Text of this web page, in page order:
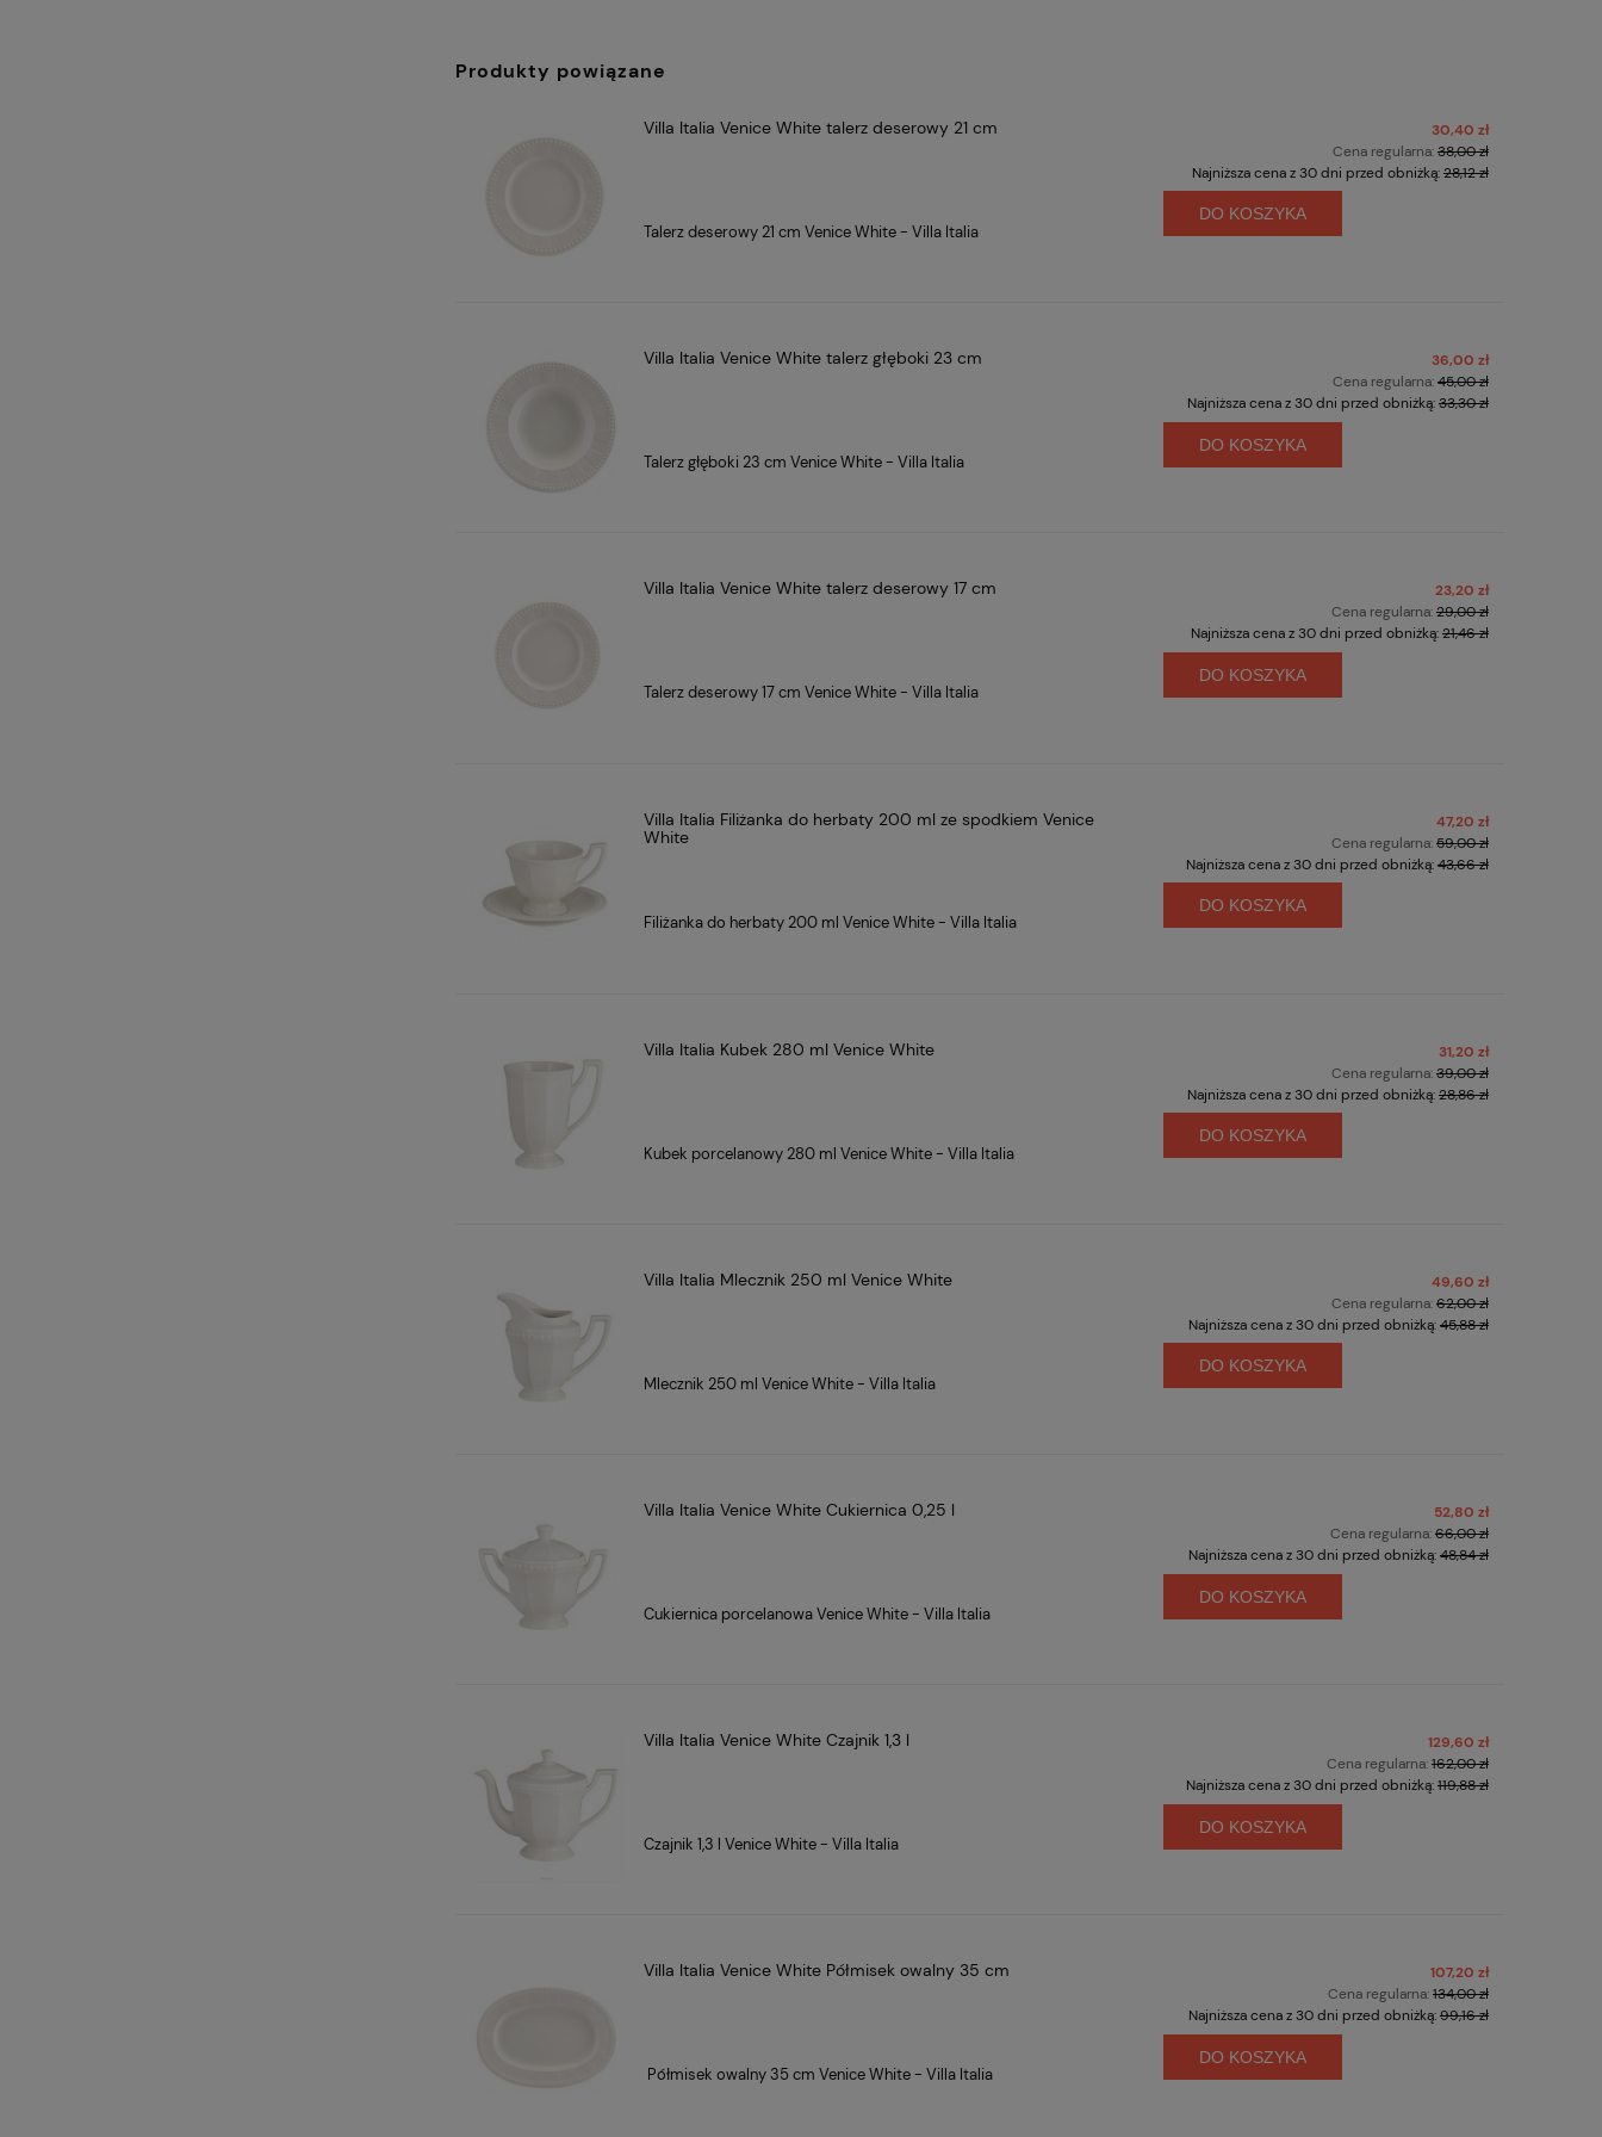
Produkty powiązane
Villa Italia Venice White talerz deserowy 21 cm
Talerz deserowy 21 cm Venice White - Villa Italia
30,40 zł
Cena regularna:38,00 zł
Najniższa cena z 30 dni przed obniżką:28,12 zł
DO KOSZYKA
Villa Italia Venice White talerz głęboki 23 cm
Talerz głęboki 23 cm Venice White - Villa Italia
36,00 zł
Cena regularna:45,00 zł
Najniższa cena z 30 dni przed obniżką:33,30 zł
DO KOSZYKA
Villa Italia Venice White talerz deserowy 17 cm
Talerz deserowy 17 cm Venice White - Villa Italia
23,20 zł
Cena regularna:29,00 zł
Najniższa cena z 30 dni przed obniżką:21,46 zł
DO KOSZYKA
Villa Italia Filiżanka do herbaty 200 ml ze spodkiem Venice
White
Filiżanka do herbaty 200 ml Venice White - Villa Italia
47,20 zł
Cena regularna:59,00 zł
Najniższa cena z 30 dni przed obniżką:43,66 zł
DO KOSZYKA
Villa Italia Kubek 280 ml Venice White
Kubek porcelanowy 280 ml Venice White - Villa Italia
31,20 zł
Cena regularna:39,00 zł
Najniższa cena z 30 dni przed obniżką:28,86 zł
DO KOSZYKA
Villa Italia Mlecznik 250 ml Venice White
Mlecznik 250 ml Venice White - Villa Italia
49,60 zł
Cena regularna:62,00 zł
Najniższa cena z 30 dni przed obniżką:45,88 zł
DO KOSZYKA
Villa Italia Venice White Cukiernica 0,25 l
Cukiernica porcelanowa Venice White - Villa Italia
52,80 zł
Cena regularna:66,00 zł
Najniższa cena z 30 dni przed obniżką:48,84 zł
DO KOSZYKA
Villa Italia Venice White Czajnik 1,3 l
Czajnik 1,3 l Venice White - Villa Italia
129,60 zł
Cena regularna:162,00 zł
Najniższa cena z 30 dni przed obniżką:119,88 zł
DO KOSZYKA
Villa Italia Venice White Półmisek owalny 35 cm
Półmisek owalny 35 cm Venice White - Villa Italia
107,20 zł
Cena regularna:134,00 zł
Najniższa cena z 30 dni przed obniżką:99,16 zł
DO KOSZYKA